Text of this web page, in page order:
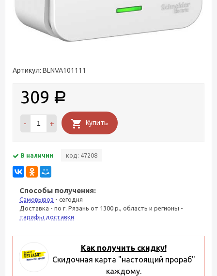
Артикул: BLNVA101111
309 Р
- + Купить
В наличии код: 47208
Способы получения:
Самовывоз - сегодня
Доставка - по г. Рязань от 1300 р., область и регионы -
тарифы доставки
Как получить скидку!
Скидочная карта "настоящий прораб"
каждому.